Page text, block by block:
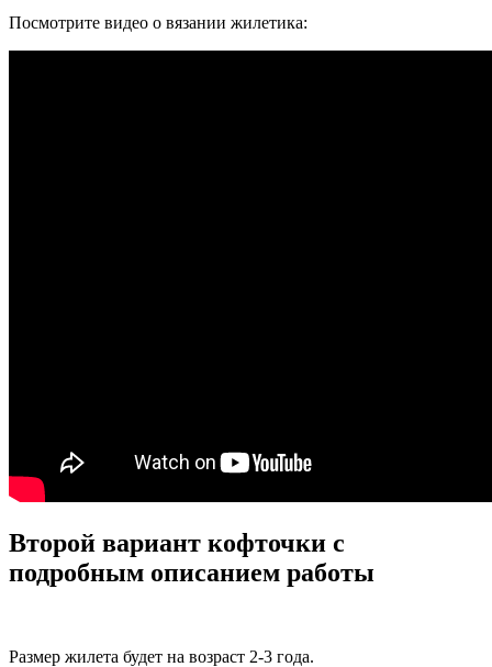
Посмотрите видео о вязании жилетика:
Второй вариант кофточки с
подробным описанием работы
Размер жилета будет на возраст 2-3 года.